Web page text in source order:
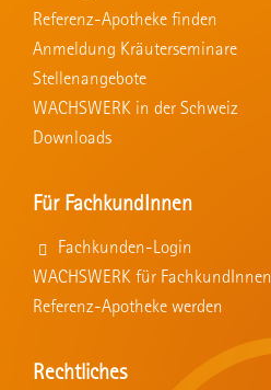
Referenz-Apotheke finden
Anmeldung Kräuterseminare
Stellenangebote
WACHSWERK in der Schweiz
Downloads
Für FachkundInnen
Fachkunden-Login
WACHSWERK für FachkundInnen
Referenz-Apotheke werden
Rechtliches